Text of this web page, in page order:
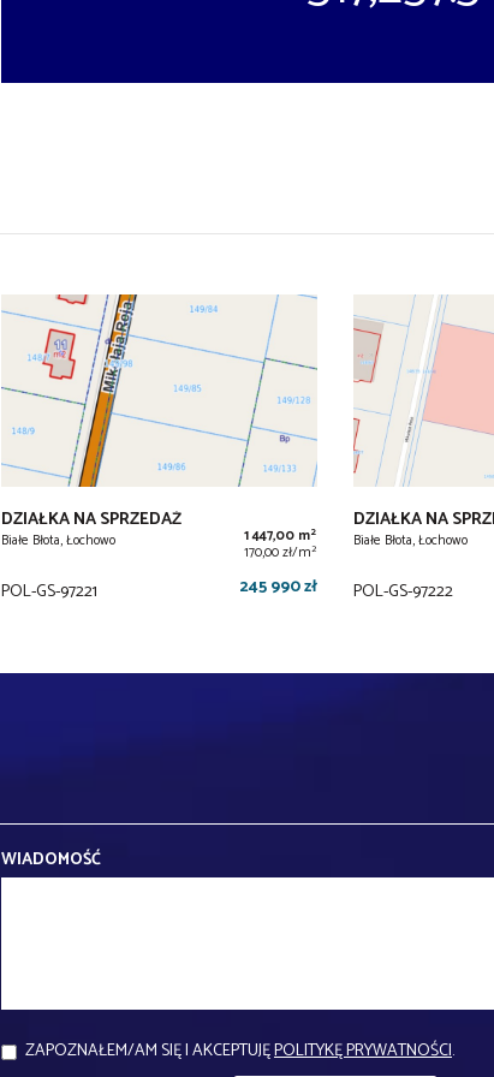
DZIAŁKA NA SPRZEDAŻ
Białe Błota, Łochowo 1 447,00 m2
170,00 zł/m2
POL-GS-97221 245 990 zł
DZIAŁKA NA
Białe Błota, Łochowo
POL-GS-97222
WIADOMOŚĆ
ZAPOZNAŁEM/AM SIĘ I AKCEPTUJĘPOLITYKĘ PRYWATNOŚCI.